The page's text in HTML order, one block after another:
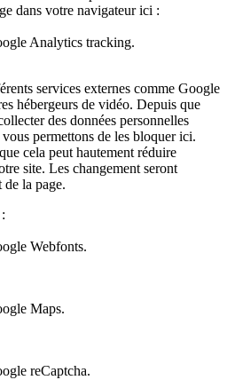
dans votre navigateur ici :
Analytics tracking.
services externes comme Google
hébergeurs de vidéo. Depuis que
des données personnelles
permettons de les bloquer ici.
cela peut hautement réduire
site. Les changement seront
de la page.
Webfonts.
Maps.
reCaptcha.